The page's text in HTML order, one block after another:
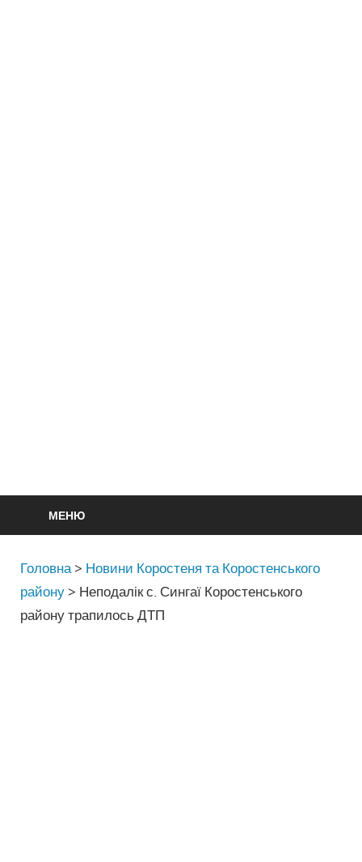
МЕНЮ
Головна > Новини Коростеня та Коростенського
району > Неподалік с. Сингаї Коростенського
району трапилось ДТП